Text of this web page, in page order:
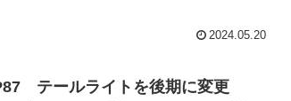
2024.05.20
テールライトを後期に変更